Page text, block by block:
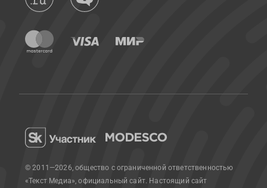
© 2011—2026, общество с ограниченной ответственностью
«Текст Медиа», официальный сайт. Настоящий сайт